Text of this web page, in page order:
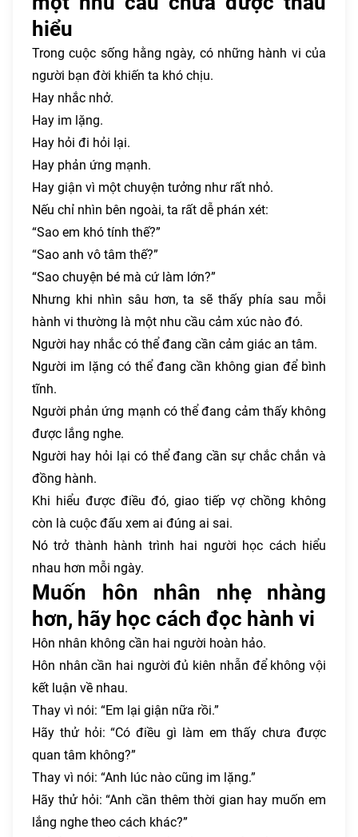
hiểu
Trong cuộc sống hằng ngày, có những hành vi của
người bạn đời khiến ta khó chịu.
Hay nhắc nhở.
Hay im lặng.
Hay hỏi đi hỏi lại.
Hay phản ứng mạnh.
Hay giận vì một chuyện tưởng như rất nhỏ.
Nếu chỉ nhìn bên ngoài, ta rất dễ phán xét:
“Sao em khó tính thế?”
“Sao anh vô tâm thế?”
“Sao chuyện bé mà cứ làm lớn?”
Nhưng khi nhìn sâu hơn, ta sẽ thấy phía sau mỗi
hành vi thường là một nhu cầu cảm xúc nào đó.
Người hay nhắc có thể đang cần cảm giác an tâm.
Người im lặng có thể đang cần không gian để bình
tĩnh.
Người phản ứng mạnh có thể đang cảm thấy không
được lắng nghe.
Người hay hỏi lại có thể đang cần sự chắc chắn và
đồng hành.
Khi hiểu được điều đó, giao tiếp vợ chồng không
còn là cuộc đấu xem ai đúng ai sai.
Nó trở thành hành trình hai người học cách hiểu
nhau hơn mỗi ngày.
Muốn hôn nhân nhẹ nhàng
hơn, hãy học cách đọc hành vi
Hôn nhân không cần hai người hoàn hảo.
Hôn nhân cần hai người đủ kiên nhẫn để không vội
kết luận về nhau.
Thay vì nói: “Em lại giận nữa rồi.”
Hãy thử hỏi: “Có điều gì làm em thấy chưa được
quan tâm không?”
Thay vì nói: “Anh lúc nào cũng im lặng.”
Hãy thử hỏi: “Anh cần thêm thời gian hay muốn em
lắng nghe theo cách khác?”